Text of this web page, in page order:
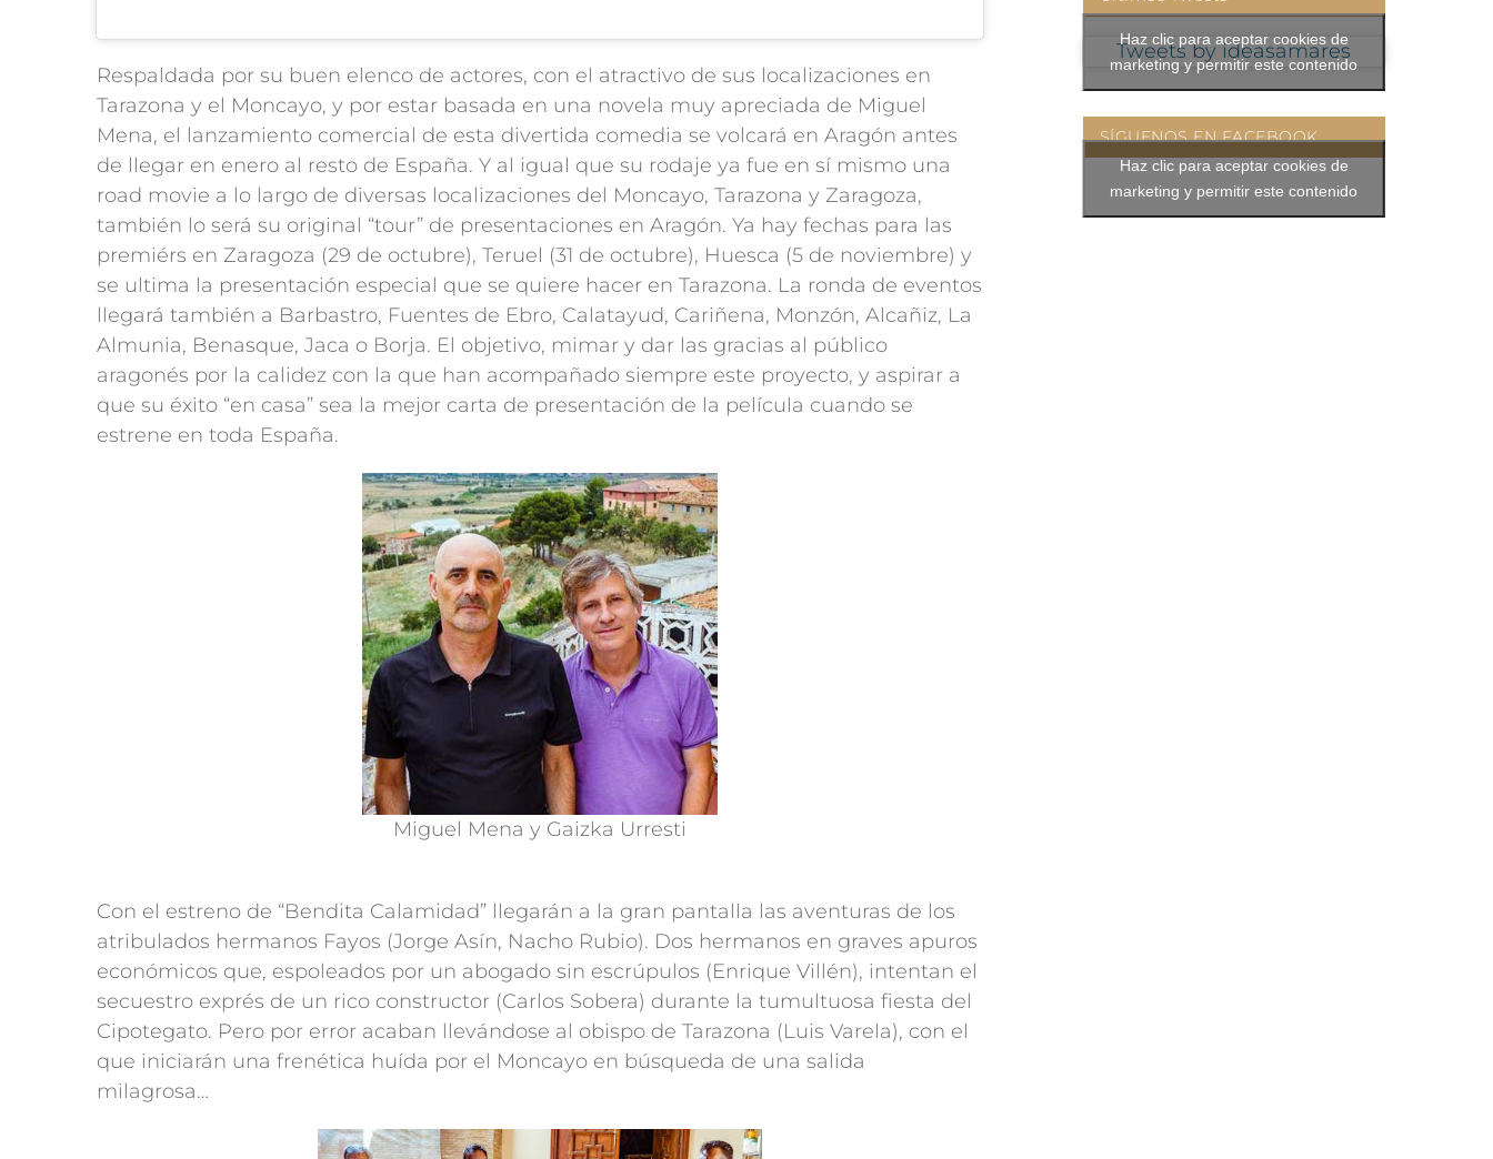
Respaldada por su buen elenco de actores, con el atractivo de sus localizaciones en
Tarazona y el Moncayo, y por estar basada en una novela muy apreciada de Miguel
Mena, el lanzamiento comercial de esta divertida comedia se volcará en Aragón antes
de llegar en enero al resto de España. Y al igual que su rodaje ya fue en sí mismo una
road movie a lo largo de diversas localizaciones del Moncayo, Tarazona y Zaragoza,
también lo será su original “tour” de presentaciones en Aragón. Ya hay fechas para las
premiérs en Zaragoza (29 de octubre), Teruel (31 de octubre), Huesca (5 de noviembre) y
se ultima la presentación especial que se quiere hacer en Tarazona. La ronda de eventos
llegará también a Barbastro, Fuentes de Ebro, Calatayud, Cariñena, Monzón, Alcañiz, La
Almunia, Benasque, Jaca o Borja. El objetivo, mimar y dar las gracias al público
aragonés por la calidez con la que han acompañado siempre este proyecto, y aspirar a
que su éxito “en casa” sea la mejor carta de presentación de la película cuando se
estrene en toda España.
Miguel Mena y Gaizka Urresti
Con el estreno de “Bendita Calamidad” llegarán a la gran pantalla las aventuras de los
atribulados hermanos Fayos (Jorge Asín, Nacho Rubio). Dos hermanos en graves apuros
económicos que, espoleados por un abogado sin escrúpulos (Enrique Villén), intentan el
secuestro exprés de un rico constructor (Carlos Sobera) durante la tumultuosa fiesta del
Cipotegato. Pero por error acaban llevándose al obispo de Tarazona (Luis Varela), con el
que iniciarán una frenética huída por el Moncayo en búsqueda de una salida
milagrosa…
Tweets by ideasamares
Haz clic para aceptar cookies de
marketing y permitir este contenido
SÍGUENOS EN FACEBOOK
Haz clic para aceptar cookies de
marketing y permitir este contenido